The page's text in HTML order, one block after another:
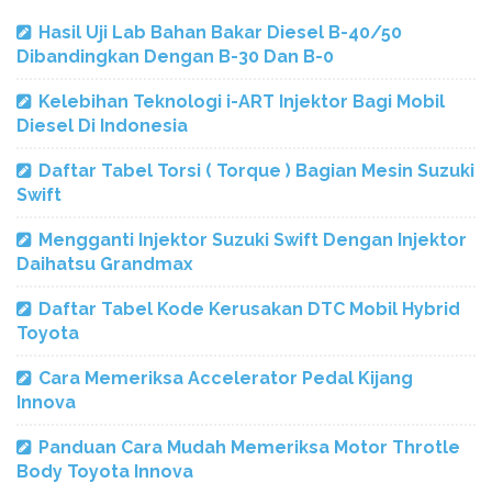
Hasil Uji Lab Bahan Bakar Diesel B-40/50
Dibandingkan Dengan B-30 Dan B-0
Kelebihan Teknologi i-ART Injektor Bagi Mobil
Diesel Di Indonesia
Daftar Tabel Torsi ( Torque ) Bagian Mesin Suzuki
Swift
Mengganti Injektor Suzuki Swift Dengan Injektor
Daihatsu Grandmax
Daftar Tabel Kode Kerusakan DTC Mobil Hybrid
Toyota
Cara Memeriksa Accelerator Pedal Kijang
Innova
Panduan Cara Mudah Memeriksa Motor Throtle
Body Toyota Innova